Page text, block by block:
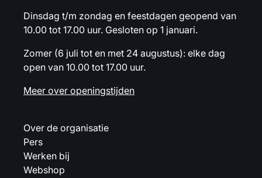
Dinsdag t/m zondag en feestdagen geopend van
10.00 tot 17.00 uur. Gesloten op 1 januari.
Zomer (6 juli tot en met 24 augustus): elke dag
open van 10.00 tot 17.00 uur.
Meer over openingstijden
Over de organisatie
Pers
Werken bij
Webshop